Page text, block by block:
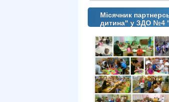
Місячник
дитина" у ЗДО №4